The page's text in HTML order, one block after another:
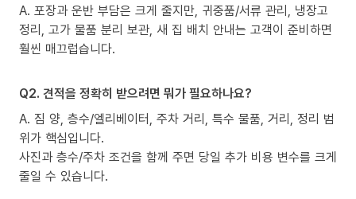
A. 포장과 운반 부담은 크게 줄지만, 귀중품/서류 관리, 냉장고
정리, 고가 물품 분리 보관, 새 집 배치 안내는 고객이 준비하면
훨씬 매끄럽습니다.
Q2. 견적을 정확히 받으려면 뭐가 필요하나요?
A. 짐 양, 층수/엘리베이터, 주차 거리, 특수 물품, 거리, 정리 범
위가 핵심입니다.
사진과 층수/주차 조건을 함께 주면 당일 추가 비용 변수를 크게
줄일 수 있습니다.